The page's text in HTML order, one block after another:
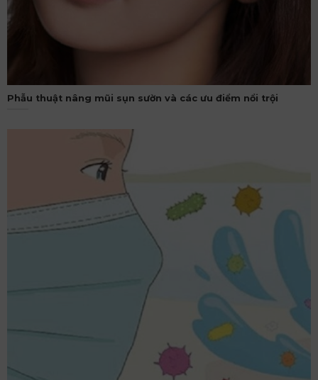
Phẫu thuật nâng mũi sụn sườn và các ưu điểm nổi trội